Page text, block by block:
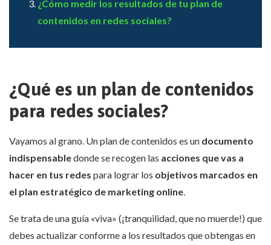
¿Cómo medir los resultados de tu plan de
contenidos en redes sociales?
¿Qué es un plan de contenidos
para redes sociales?
Vayamos al grano. Un plan de contenidos es un documento
indispensabledonde se recogen las acciones que vas a
hacer en tus redes para lograr los objetivos marcados en
el plan estratégico de marketing online
Se trata de una guía «viva» (¡tranquilidad, que no muerde!) que
debes actualizar conforme a los resultados que obtengas en